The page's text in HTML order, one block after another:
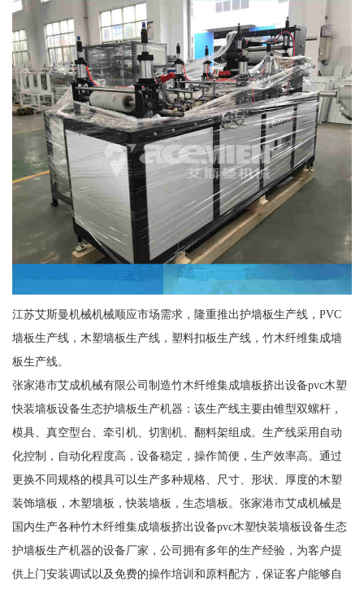
江苏艾斯曼机械机械顺应市场需求，隆重推出护墙板生产线，PVC
墙板生产线，木塑墙板生产线，塑料扣板生产线，竹木纤维集成墙
板生产线。
张家港市艾成机械有限公司制造竹木纤维集成墙板挤出设备pvc木塑
快装墙板设备生态护墙板生产机器：该生产线主要由锥型双螺杆，
模具、真空型台、牵引机、切割机、翻料架组成。生产线采用自动
化控制，自动化程度高，设备稳定，操作简便，生产效率高。通过
更换不同规格的模具可以生产多种规格、尺寸、形状、厚度的木塑
装饰墙板，木塑墙板，快装墙板，生态墙板。张家港市艾成机械是
国内生产各种竹木纤维集成墙板挤出设备pvc木塑快装墙板设备生态
护墙板生产机器的设备厂家，公司拥有多年的生产经验，为客户提
供上门安装调试以及免费的操作培训和原料配方，保证客户能够自